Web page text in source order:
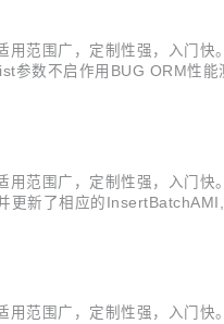
范围广，定制性强，入门快
数不启作用BUG ORM性能
范围广，定制性强，入门快
相应的
范围广，定制性强，入门快